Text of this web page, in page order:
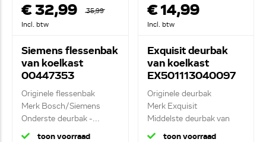
€ 32,99
35,99
Incl. btw
Siemens flessenbak
van koelkast
00447353
Originele flessenbak
Merk Bosch/Siemens
Onderste deurbak -...
toon voorraad
€ 14,99
Incl. btw
Exquisit deurbak
van koelkast
EX501113040097
Originele deurbak
Merk Exquisit
Middelste deurbak van
koel...
toon voorraad